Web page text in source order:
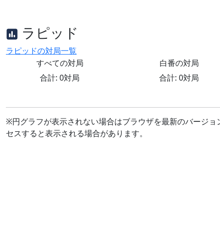
ラピッド
ラピッドの対局一覧
すべての対局
合計: 0対局
白番の対局
合計: 0対局
※円グラフが表示されない場合はブラウザを最新のバージ
セスすると表示される場合があります。